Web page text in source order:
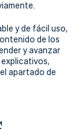
y de fácil uso,
de los
y avanzar
apartado de